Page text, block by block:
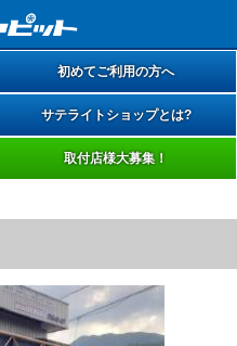
初めてご利用の方へ
サテライトショップとは?
取付店様大募集！